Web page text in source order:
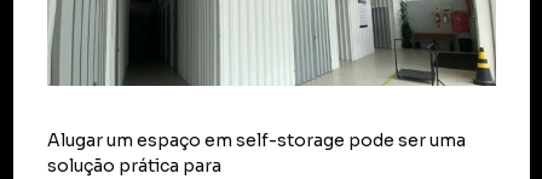
Alugar um espaço em self-storage pode ser uma
solução prática para